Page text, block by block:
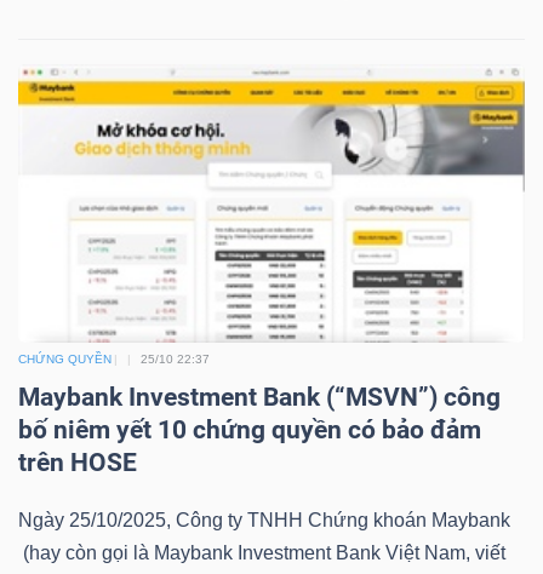
CHỨNG QUYỀN 25/10 22:37
Maybank Investment Bank (“MSVN”) công
bố niêm yết 10 chứng quyền có bảo đảm
trên HOSE
Ngày 25/10/2025, Công ty TNHH Chứng khoán Maybank
(hay còn gọi là Maybank Investment Bank Việt Nam, viết
TRUY
DỮ
Ngành
(-)
VS-
SECTOR